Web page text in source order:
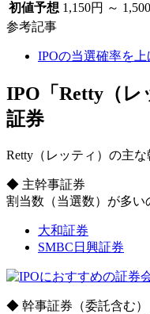
初値予想 1,150円 ～
参考記事
IPOの当選確率を上
IPO「Retty（レ
証券
Retty（レッティ）の主な
◆ 主幹事証券
割当数（当選数）が多い
大和証券
SMBC日興証券
◆ 幹事証券 （委託含む）